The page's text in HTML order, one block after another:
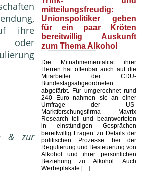
ihre
& zur
mitteilungsfreudig:
Unionspolitiker geben
für ein paar Kröten
bereitwillig Auskunft
zum Thema Alkohol
Die Mitnahmementalität ihrer
Herren hat offenbar auch auf die
Mitarbeiter der CDU-
Bundestagsabgeordneten
abgefärbt. Für umgerechnet rund
240 Euro nahmen sie an einer
Umfrage der US-
Marktforschungsfirma Mavrix
Research teil und beantworteten
in einstündigen Gesprächen
bereitwillig Fragen zu Details der
politischen Prozesse bei der
Regulierung und Besteuerung von
Alkohol und ihrer persönlichen
Beziehung zu Alkohol. Auch
Werbeplakate […]